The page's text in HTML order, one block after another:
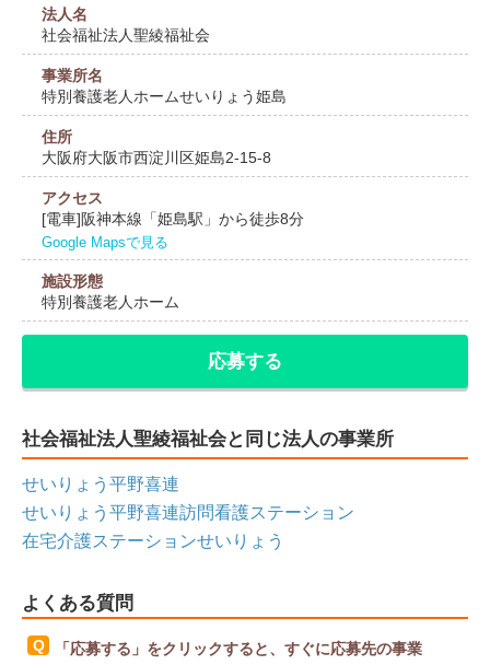
法人名
社会福祉法人聖綾福祉会
事業所名
特別養護老人ホームせいりょう姫島
住所
大阪府大阪市西淀川区姫島2-15-8
アクセス
[電車]阪神本線「姫島駅」から徒歩8分
Google Mapsで見る
施設形態
特別養護老人ホーム
応募する
社会福祉法人聖綾福祉会と同じ法人の事業所
せいりょう平野喜連
せいりょう平野喜連訪問看護ステーション
在宅介護ステーションせいりょう
よくある質問
「応募する」をクリックすると、すぐに応募先の事業